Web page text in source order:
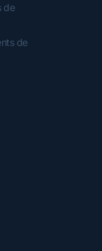
de
de